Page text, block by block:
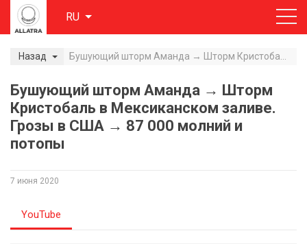
RU
Назад
Бушующий шторм Аманда → Шторм
Кристобаль в Мексиканском заливе.
Грозы в США → 87 000 молний и
потопы
7 июня 2020
YouTube